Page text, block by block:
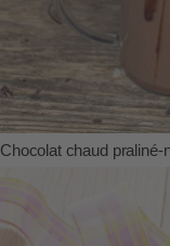
Chocolat chaud praliné-